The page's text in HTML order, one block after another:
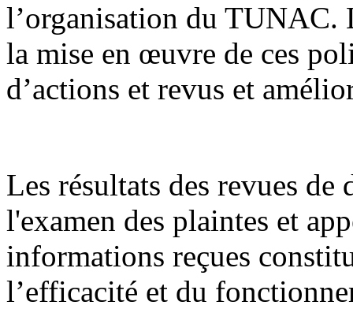
l’organisation du TUNAC.
la mise en œuvre de ces
d’actions et revus et
Les résultats des revues
l'examen des plaintes et
informations reçues
l’efficacité et du